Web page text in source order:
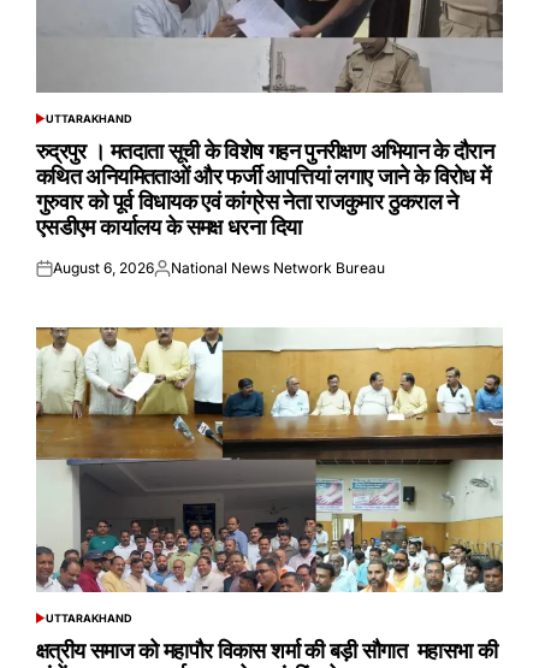
POSTED
UTTARAKHAND
रुद्रपुर । मतदाता सूची के विशेष गहन पुनरीक्षण अभियान के दौरान
कथित अनियमितताओं और फर्जी आपत्तियां लगाए जाने के विरोध में
गुरुवार को पूर्व विधायक एवं कांग्रेस नेता राजकुमार ठुकराल ने
एसडीएम कार्यालय के समक्ष धरना दिया
Posted
August 6, 2026Posted
National News Network Bureau
POSTED
UTTARAKHAND
क्षत्रीय समाज को महापौर विकास शर्मा की बड़ी सौगात महासभा की